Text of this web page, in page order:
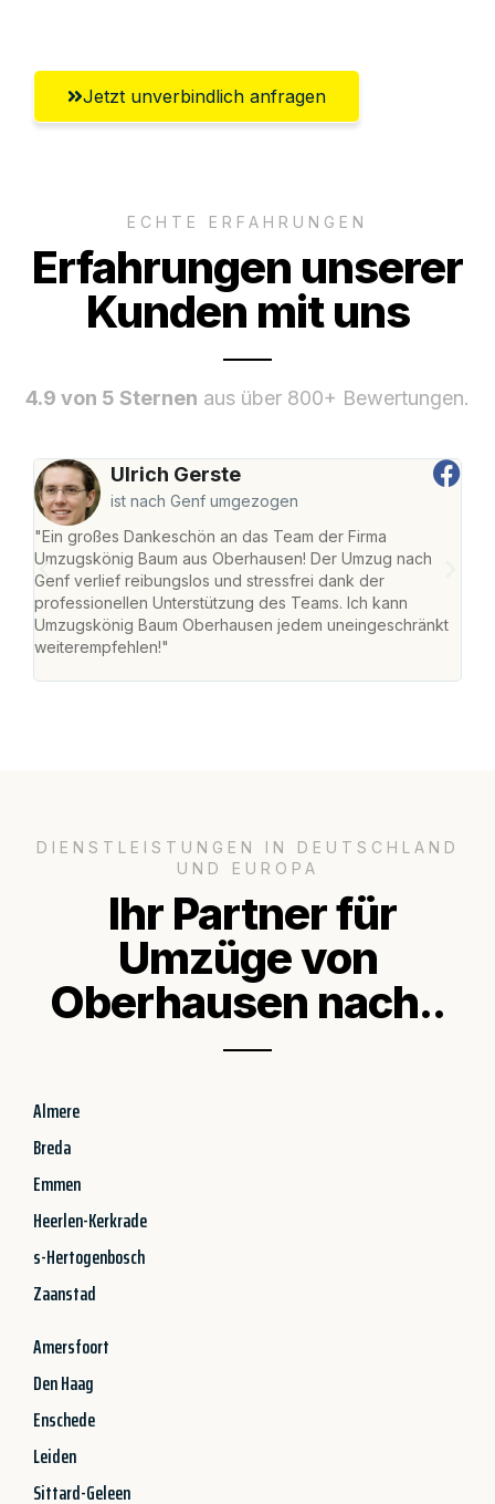
Jetzt unverbindlich anfragen
ECHTE ERFAHRUNGEN
Erfahrungen unserer
Kunden mit uns
4.9 von 5 Sternen aus über 800+ Bewertungen.
Ulrich Gerste
ist nach Genf umgezogen
"Ein großes Dankeschön an das Team der Firma
Umzugskönig Baum aus Oberhausen! Der Umzug nach
Genf verlief reibungslos und stressfrei dank der
professionellen Unterstützung des Teams. Ich kann
Umzugskönig Baum Oberhausen jedem uneingeschränkt
weiterempfehlen!"
DIENSTLEISTUNGEN IN DEUTSCHLAND
UND EUROPA
Ihr Partner für
Umzüge von
Oberhausen nach..
Almere
Breda
Emmen
Heerlen-Kerkrade
s-Hertogenbosch
Zaanstad
Amersfoort
Den Haag
Enschede
Leiden
Sittard-Geleen